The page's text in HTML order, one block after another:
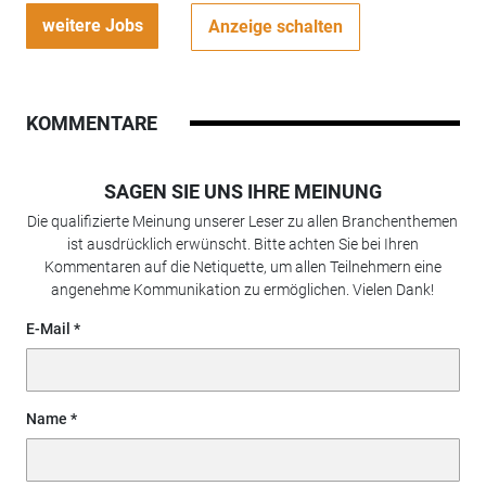
weitere Jobs Anzeige schalten
KOMMENTARE
SAGEN SIE UNS IHRE MEINUNG
Die qualifizierte Meinung unserer Leser zu allen Branchenthemen
ist ausdrücklich erwünscht. Bitte achten Sie bei Ihren
Kommentaren auf die Netiquette, um allen Teilnehmern eine
angenehme Kommunikation zu ermöglichen. Vielen Dank!
E-Mail
Name